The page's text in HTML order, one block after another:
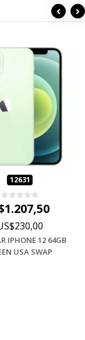
12631
IPHONE 12 64GB
USA SWAP